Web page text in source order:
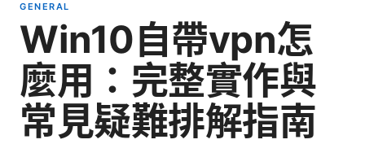
GENERAL
Win10自帶vpn怎
麼用：完整實作與
常見疑難排解指南